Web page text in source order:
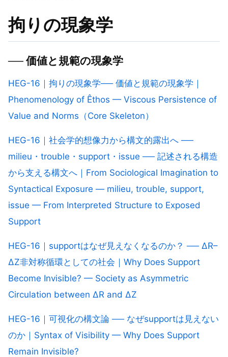
拘りの現象学
── 価値と規範の現象学
HEG-16｜拘りの現象学── 価値と規範の現象学｜
Phenomenology of Êthos — Viscous Persistence of
Value and Norms（Core Skeleton）
HEG-16｜社会学的想像力から構文的露出へ ──
milieu・trouble・support・issue ── 記述される構造
から支える構文へ｜From Sociological Imagination to
Syntactical Exposure — milieu, trouble, support,
issue — From Interpreted Structure to Exposed
Support
HEG-16｜supportはなぜ見えなくなるのか？ ── ΔR–
ΔZ非対称循環としての社会｜Why Does Support
Become Invisible? — Society as Asymmetric
Circulation between ΔR and ΔZ
HEG-16｜可視化の構文論 ── なぜsupportは見えない
のか｜Syntax of Visibility — Why Does Support
Remain Invisible?